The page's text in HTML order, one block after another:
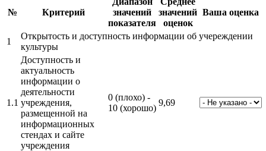
№ Критерий
значений
показателя
значений
оценок
Ваша оценка
1
Открытость и доступность информации об учереждении
культуры
1.1
Доступность и
актуальность
информации о
деятельности
учреждения,
размещенной на
информационных
стендах и сайте
учреждения
0 (плохо) -
10 (хорошо)
9,69